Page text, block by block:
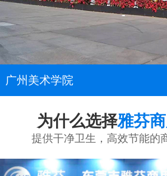
广州美术学院
为什么选择雅芬
提供干净卫生，高效节能的